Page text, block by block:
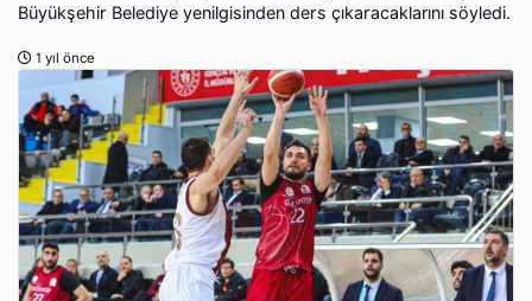
Büyükşehir Belediye yenilgisinden ders çıkaracaklarını söyledi.
1 yıl önce